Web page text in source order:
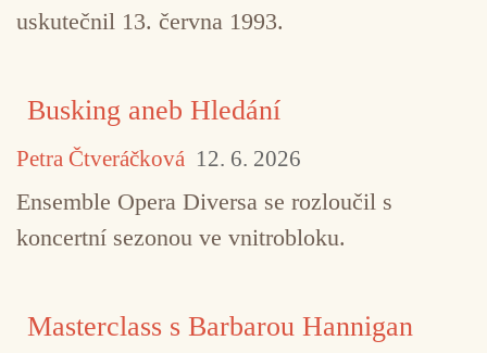
uskutečnil 13. června 1993.
Busking aneb Hledání
Petra Čtveráčková 12. 6. 2026
Ensemble Opera Diversa se rozloučil s
koncertní sezonou ve vnitrobloku.
Masterclass s Barbarou Hannigan